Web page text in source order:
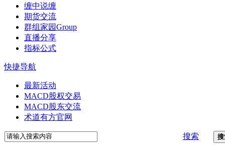
缠中说缠
期货交流
群组家园Group
直播分享
指标公式
快捷导航
最新活动
MACD股权交易
MACD股东交流
术道有方官网
搜索